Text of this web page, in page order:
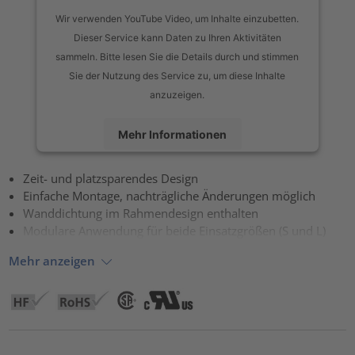
Wir verwenden YouTube Video, um Inhalte einzubetten.
Dieser Service kann Daten zu Ihren Aktivitäten
sammeln. Bitte lesen Sie die Details durch und stimmen
Sie der Nutzung des Service zu, um diese Inhalte
anzuzeigen.
Mehr Informationen
Akzeptieren
powered byUsercentrics Consent Management Platform
Zeit- und platzsparendes Design
Einfache Montage, nachträgliche Änderungen möglich
Wanddichtung im Rahmendesign enthalten
Modulare Anwendung für beide Einsatzgrößen (S und L)
Mehr anzeigen